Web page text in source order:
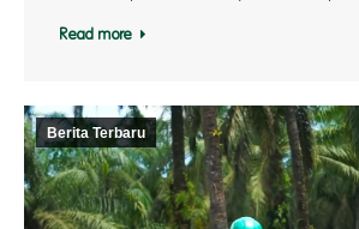
Read more
Berita Terbaru